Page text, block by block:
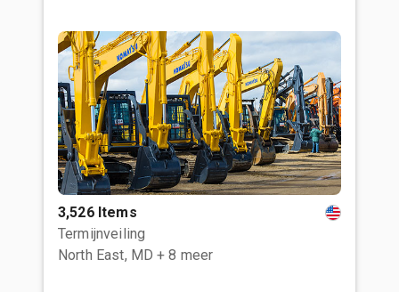
3,526 Items
Termijnveiling
North East, MD + 8 meer